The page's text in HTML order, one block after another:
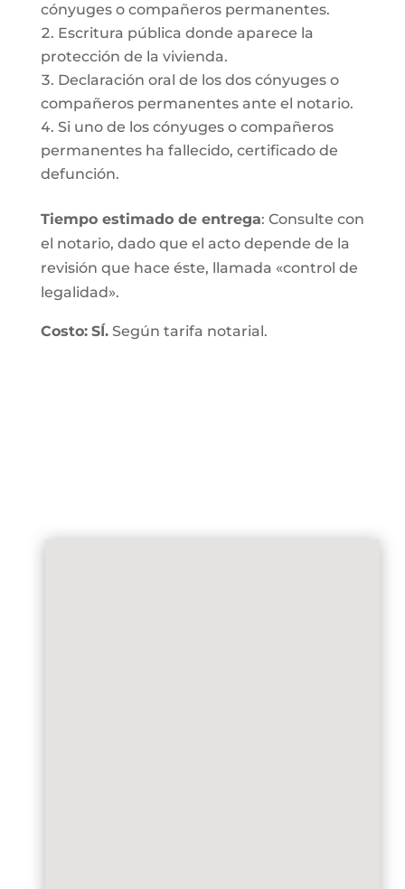
cónyuges o compañeros permanentes.
Escritura pública donde aparece la
protección de la vivienda.
Declaración oral de los dos cónyuges o
compañeros permanentes ante el notario.
Si uno de los cónyuges o compañeros
permanentes ha fallecido, certificado de
defunción.
Tiempo estimado de entrega: Consulte con
el notario, dado que el acto depende de la
revisión que hace éste, llamada «control de
legalidad».
Costo: SÍ.Según tarifa notarial.